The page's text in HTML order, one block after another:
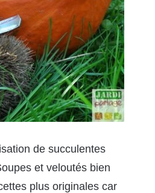
de succulentes
et veloutés bien
plus originales car